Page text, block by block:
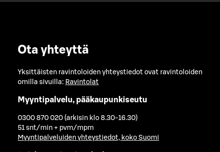
Ota yhteyttä
Yksittäisten ravintoloiden yhteystiedot ovat ravintoloiden
omilla sivuilla: Ravintolat
Myyntipalvelu, pääkaupunkiseutu
0300 870 020 (arkisin klo 8.30-16.30)
51 snt/min + pvm/mpm
Myyntipalveluiden yhteystiedot, koko Suomi